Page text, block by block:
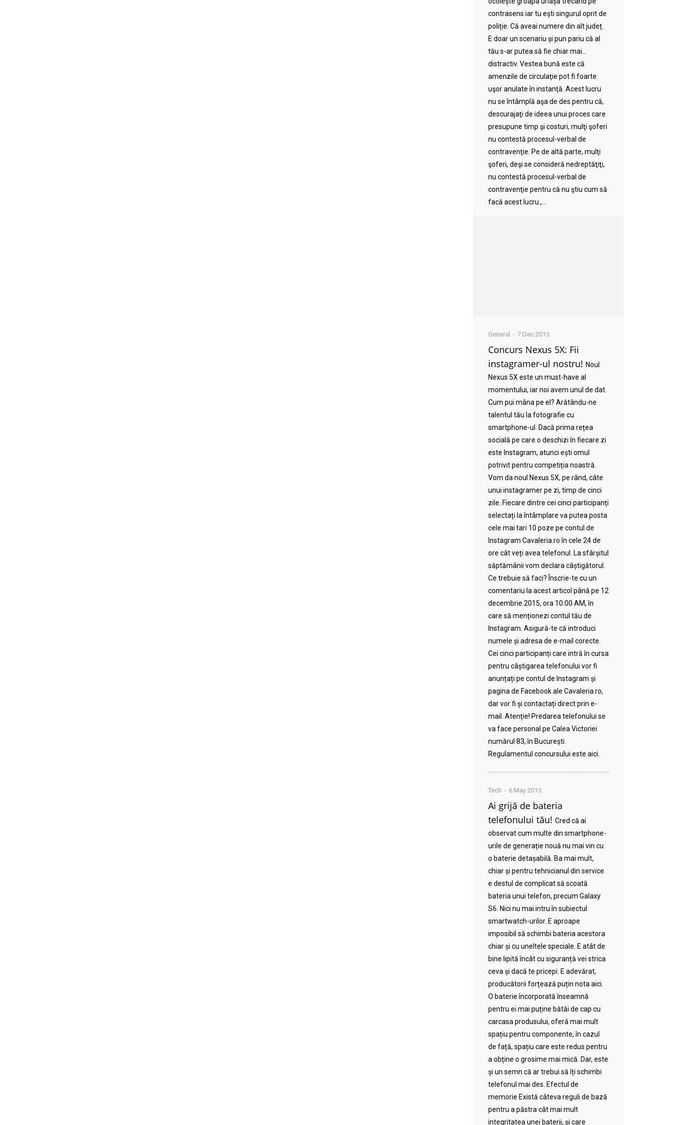
contrasens iar tu ești singurul oprit de
poliție. Că aveai numere din alt județ.
E doar un scenariu și pun pariu că al
tău s-ar putea să fie chiar mai…
distractiv. Vestea bună este că
amenzile de circulaţie pot fi foarte
uşor anulate în instanţă. Acest lucru
nu se întâmplă aşa de des pentru că,
descurajaţi de ideea unui proces care
presupune timp şi costuri, mulţi şoferi
nu contestă procesul-verbal de
contravenţie. Pe de altă parte, mulţi
şoferi, deşi se consideră nedreptăţiţi,
nu contestă procesul-verbal de
contravenţie pentru că nu ştiu cum să
facă acest lucru.,...
General 7 Dec 2015
Concurs Nexus 5X: Fii
instagramer-ul nostru! Noul
Nexus 5X este un must-have al
momentului, iar noi avem unul de dat.
Cum pui mâna pe el? Arătându-ne
talentul tău la fotografie cu
smartphone-ul. Dacă prima rețea
socială pe care o deschizi în fiecare zi
este Instagram, atunci ești omul
potrivit pentru competiția noastră.
Vom da noul Nexus 5X, pe rând, câte
unui instagramer pe zi, timp de cinci
zile. Fiecare dintre cei cinci participanți
selectați la întâmplare va putea posta
cele mai tari 10 poze pe contul de
Instagram Cavaleria.ro în cele 24 de
ore cât veți avea telefonul. La sfârșitul
săptămânii vom declara câștigătorul.
Ce trebuie să faci? Înscrie-te cu un
comentariu la acest articol până pe 12
decembrie 2015, ora 10:00 AM, în
care să menționezi contul tău de
Instagram. Asigură-te că introduci
numele și adresa de e-mail corecte.
Cei cinci participanți care intră în cursa
pentru câștigarea telefonului vor fi
anunțați pe contul de Instagram și
pagina de Facebook ale Cavaleria.ro,
dar vor fi și contactați direct prin e-
mail. Atenție! Predarea telefonului se
va face personal pe Calea Victoriei
numărul 83, în București.
Regulamentul concursului este aici.
Tech 6 May 2015
Ai grijă de bateria
telefonului tău! Cred că ai
observat cum multe din smartphone-
urile de generație nouă nu mai vin cu
o baterie detașabilă. Ba mai mult,
chiar și pentru tehnicianul din service
e destul de complicat să scoată
bateria unui telefon, precum Galaxy
S6. Nici nu mai intru în subiectul
smartwatch-urilor. E aproape
imposibil să schimbi bateria acestora
chiar și cu uneltele speciale. E atât de
bine lipită încât cu siguranță vei strica
ceva și dacă te pricepi. E adevărat,
producătorii forțează puțin nota aici.
O baterie încorporată înseamnă
pentru ei mai puține bătăi de cap cu
carcasa produsului, oferă mai mult
spațiu pentru componente, în cazul
de față, spațiu care este redus pentru
a obține o grosime mai mică. Dar, este
și un semn că ar trebui să îți schimbi
telefonul mai des. Efectul de
memorie Există câteva reguli de bază
pentru a păstra cât mai mult
integritatea unei baterii, și care